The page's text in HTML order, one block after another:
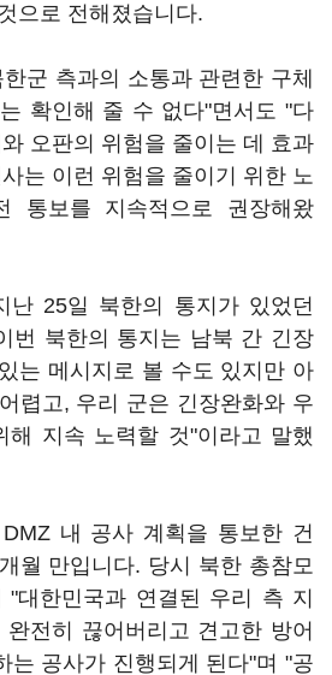
으로 전해졌습니다.
군 측과의 소통과 관련한 구체
확인해 줄 수 없다"면서도 "다
오판의 위험을 줄이는 데 효과
는 이런 위험을 줄이기 위한 노
통보를 지속적으로 권장해왔
난 25일 북한의 통지가 있었던
번 북한의 통지는 남북 간 긴장
는 메시지로 볼 수도 있지만 아
렵고, 우리 군은 긴장완화와 우
해 지속 노력할 것"이라고 말했
내 공사 계획을 통보한 건
월 만입니다. 당시 북한 총참모
대한민국과 연결된 우리 측 지
전히 끊어버리고 견고한 방어
는 공사가 진행되게 된다"며 "공